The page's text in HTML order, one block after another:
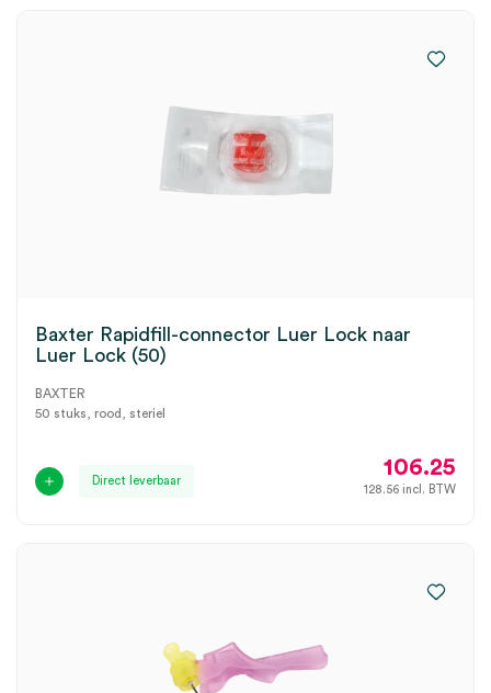
Baxter Rapidfill-connector Luer Lock naar
Luer Lock (50)
BAXTER
50 stuks, rood, steriel
Direct leverbaar
106.25
128.56 incl. BTW